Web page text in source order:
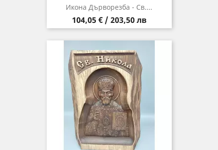
Икона Дърворезба - Св....
Цена
104,05 € / 203,50 лв